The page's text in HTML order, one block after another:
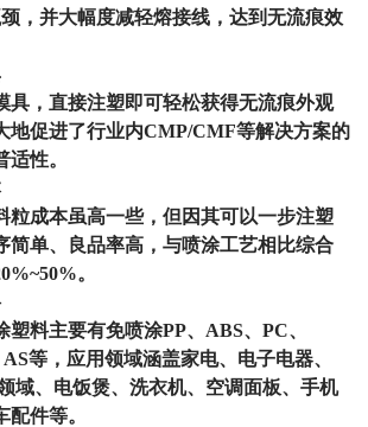
，并大幅度减轻熔接线，达到无流痕效
具，直接注塑即可轻松获得无流痕外观
地促进了行业内CMP/CMF等解决方案的
适性。
粒成本虽高一些，但因其可以一步注塑
简单、良品率高，与喷涂工艺相比综合
。
塑料主要有免喷涂PP、 ABS、 PC、
AS等，应用领域涵盖家电、电子电器、
域、电饭煲、洗衣机、空调面板、手机
配件等。